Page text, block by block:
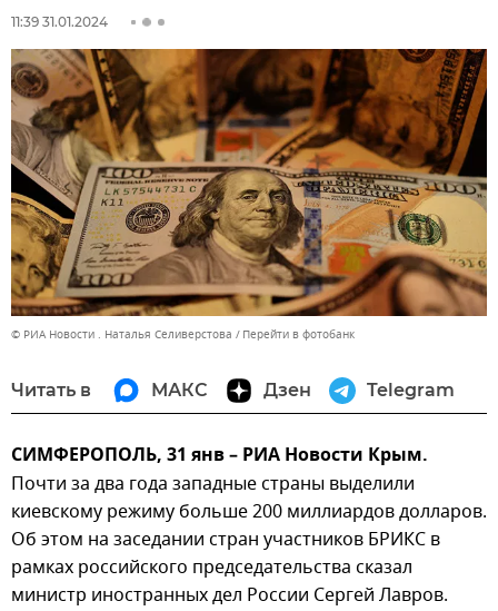
11:39 31.01.2024
© РИА Новости . Наталья Селиверстова Перейти в фотобанк
Читать в МАКС Дзен Telegram
СИМФЕРОПОЛЬ, 31 янв – РИА Новости Крым.
Почти за два года западные страны выделили
киевскому режиму больше 200 миллиардов долларов.
Об этом на заседании стран участников БРИКС в
рамках российского председательства сказал
министр иностранных дел России Сергей Лавров.